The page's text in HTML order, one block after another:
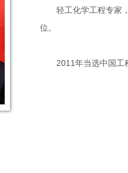
轻工化学工程专家，
位。
2011年当选中国工